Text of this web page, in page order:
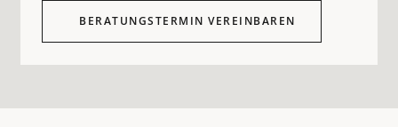
BERATUNGSTERMIN VEREINBAREN